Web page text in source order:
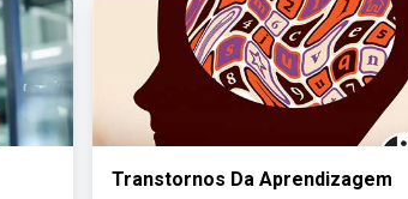
Transtornos Da Aprendizagem